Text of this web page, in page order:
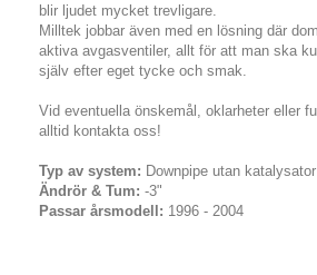
blir ljudet mycket trevligare.
Milltek jobbar även med en lösning där
aktiva avgasventiler, allt för att man ska
själv efter eget tycke och smak.
Vid eventuella önskemål, oklarheter eller
alltid kontakta oss!
Typ av system: Downpipe utan katalysator
Ändrör & Tum: -3"
Passar årsmodell: 1996 - 2004